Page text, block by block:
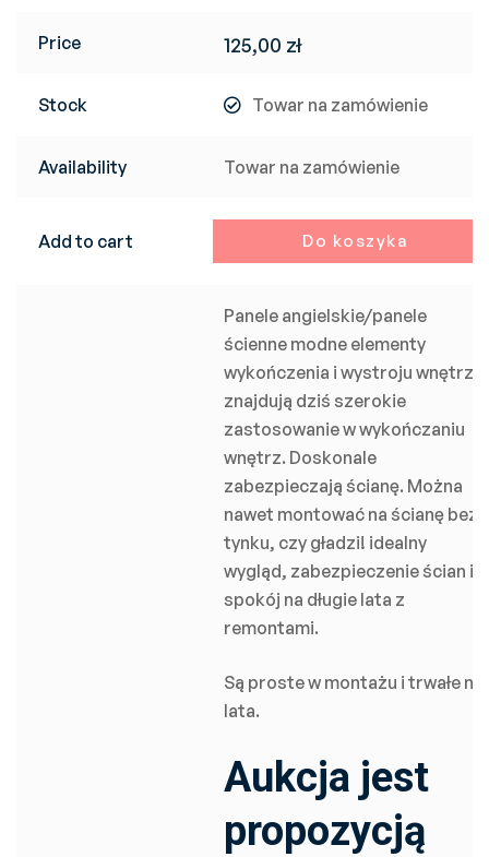
Price 125,00 zł
Stock Towar na zamówienie
Availability Towar na zamówienie
Add to cart Do koszyka
Panele angielskie/panele
ścienne modne elementy
wykończenia i wystroju wnętrz,
znajdują dziś szerokie
zastosowanie w wykończaniu
wnętrz. Doskonale
zabezpieczają ścianę. Można
nawet montować na ścianę bez
tynku, czy gładzi! idealny
wygląd, zabezpieczenie ścian i
spokój na długie lata z
remontami.
Są proste w montażu i trwałe na
lata.
Aukcja jest
propozycją